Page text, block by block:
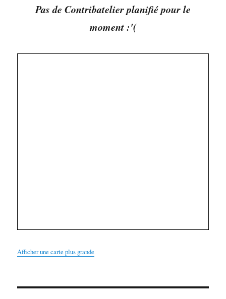
Pas de Contribatelier planifié pour le
moment :'(
Afficher une carte plus grande